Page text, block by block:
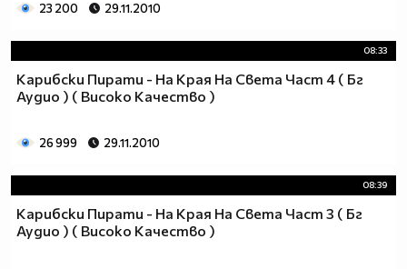
23 200 29.11.2010
08:33
Карибски Пирати - На Края На Света Част 4 ( Бг
Аудио ) ( Високо Качество )
26 999 29.11.2010
08:39
Карибски Пирати - На Края На Света Част 3 ( Бг
Аудио ) ( Високо Качество )